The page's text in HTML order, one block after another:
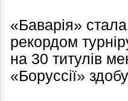
«Баварія»
рекордом
на 30 титулів
«Боруссії»